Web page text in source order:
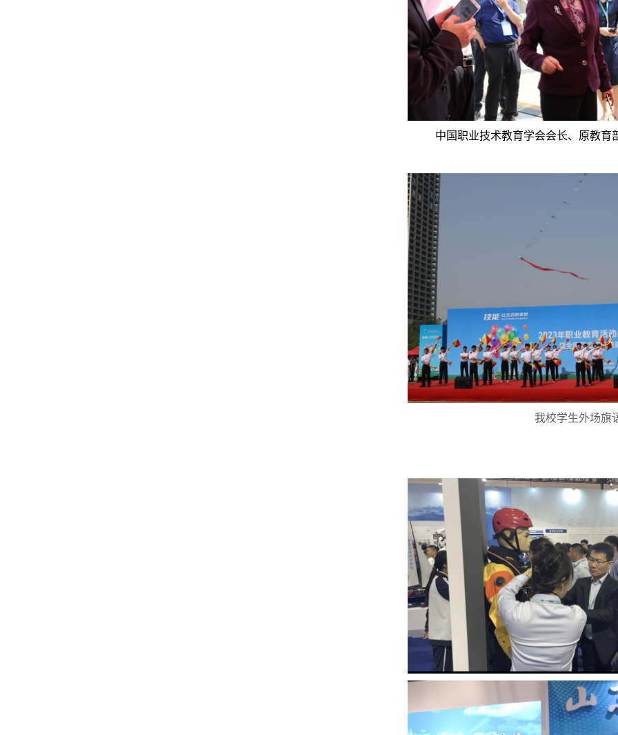
中国职业技术教育学会会长、原教育
我校学生外场旗